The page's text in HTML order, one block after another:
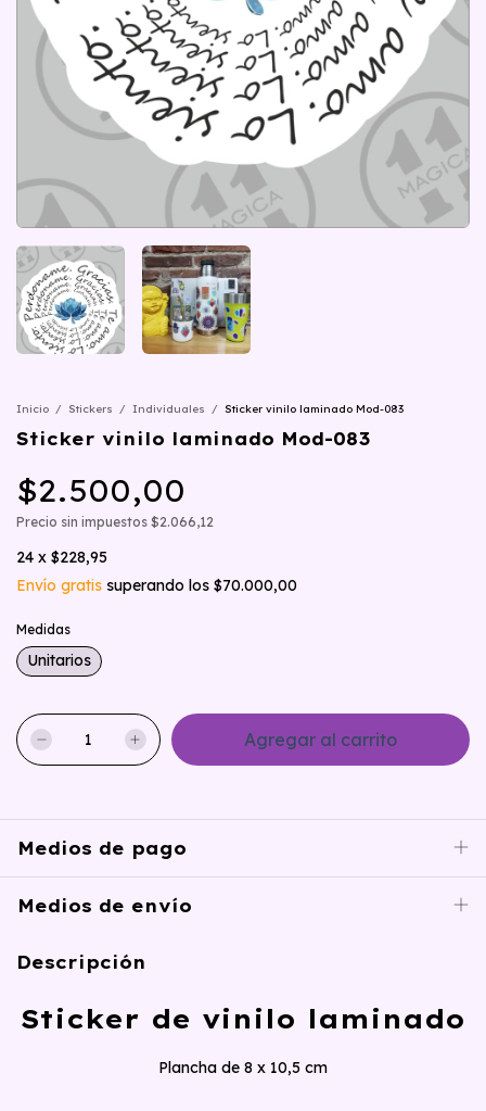
Inicio / Stickers / Individuales / Sticker vinilo laminado Mod-083
Sticker vinilo laminado Mod-083
$2.500,00
Precio sin impuestos $2.066,12
24 x $228,95
Envío gratis superando los $70.000,00
Medidas
Unitarios
Medios de pago
Medios de envío
Descripción
Sticker de vinilo laminado
Plancha de 8 x 10,5 cm